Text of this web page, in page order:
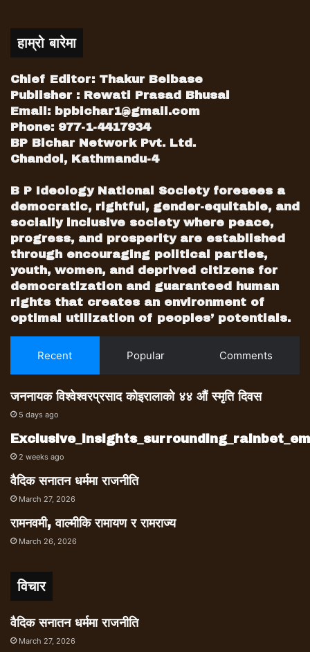
हाम्रो बारेमा
Chief Editor: Thakur Belbase
Publisher : Rewati Prasad Bhusal
Email: bpbichar1@gmail.com
Phone: 977-1-4417934
BP Bichar Network Pvt. Ltd.
Chandol, Kathmandu-4
B P Ideology National Society foresees a
democratic, rightful, gender-equitable, and
socially inclusive society where peace,
progress, and prosperity are established
through encouraging political parties,
youth, women, and deprived citizens for
democratization and guaranteed human
rights that creates an environment of
optimal utilization of peoples’ potentials.
Recent Popular Comments
जननायक विश्वेश्वरप्रसाद कोइरालाको ४४ औं स्मृति दिवस
5 days ago
2 weeks ago
वैदिक सनातन धर्ममा राजनीति
March 27, 2026
रामनवमी, वाल्मीकि रामायण र रामराज्य
March 26, 2026
विचार
वैदिक सनातन धर्ममा राजनीति
March 27, 2026